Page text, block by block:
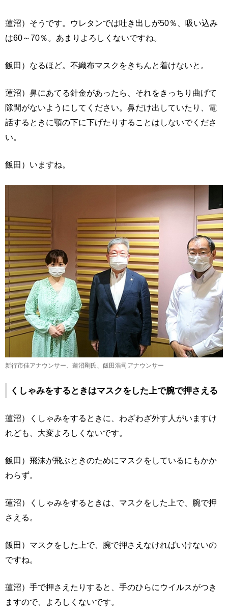
蓮沼）そうです。ウレタンでは吐き出しが50％、吸い込み
は60～70％。あまりよろしくないですね。
飯田）なるほど。不織布マスクをきちんと着けないと。
蓮沼）鼻にあてる針金があったら、それをきっちり曲げて
隙間がないようにしてください。鼻だけ出していたり、電
話するときに顎の下に下げたりすることはしないでくださ
い。
飯田）いますね。
新行市佳アナウンサー、蓮沼剛氏、飯田浩司アナウンサー
くしゃみをするときはマスクをした上で腕で押さえる
蓮沼）くしゃみをするときに、わざわざ外す人がいますけ
れども、大変よろしくないです。
飯田）飛沫が飛ぶときのためにマスクをしているにもかか
わらず。
蓮沼）くしゃみをするときは、マスクをした上で、腕で押
さえる。
飯田）マスクをした上で、腕で押さえなければいけないの
ですね。
蓮沼）手で押さえたりすると、手のひらにウイルスがつき
ますので、よろしくないです。